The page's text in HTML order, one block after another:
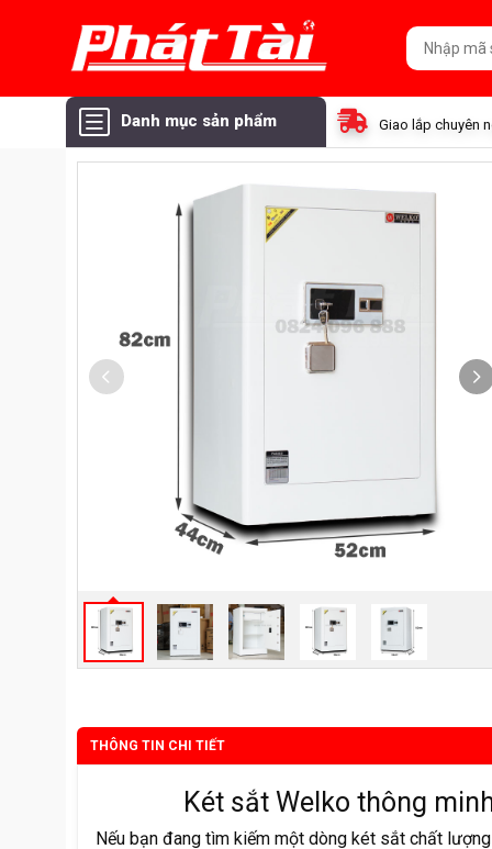
Danh mục sản phẩm Giao lắp chuyên
THÔNG TIN CHI TIẾT
Két sắt Welko thông
Nếu bạn đang tìm kiếm một dòng két sắt chất